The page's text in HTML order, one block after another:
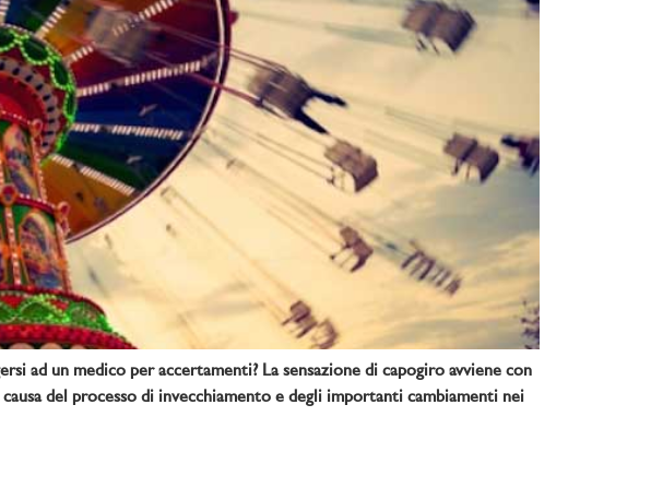
ad un medico per accertamenti? La sensazione di capogiro avviene con
del processo di invecchiamento e degli importanti cambiamenti nei